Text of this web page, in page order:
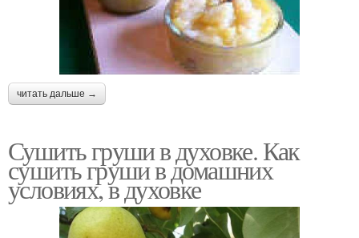
читать дальше →
Сушить груши в духовке. Как
сушить груши в домашних
условиях, в духовке